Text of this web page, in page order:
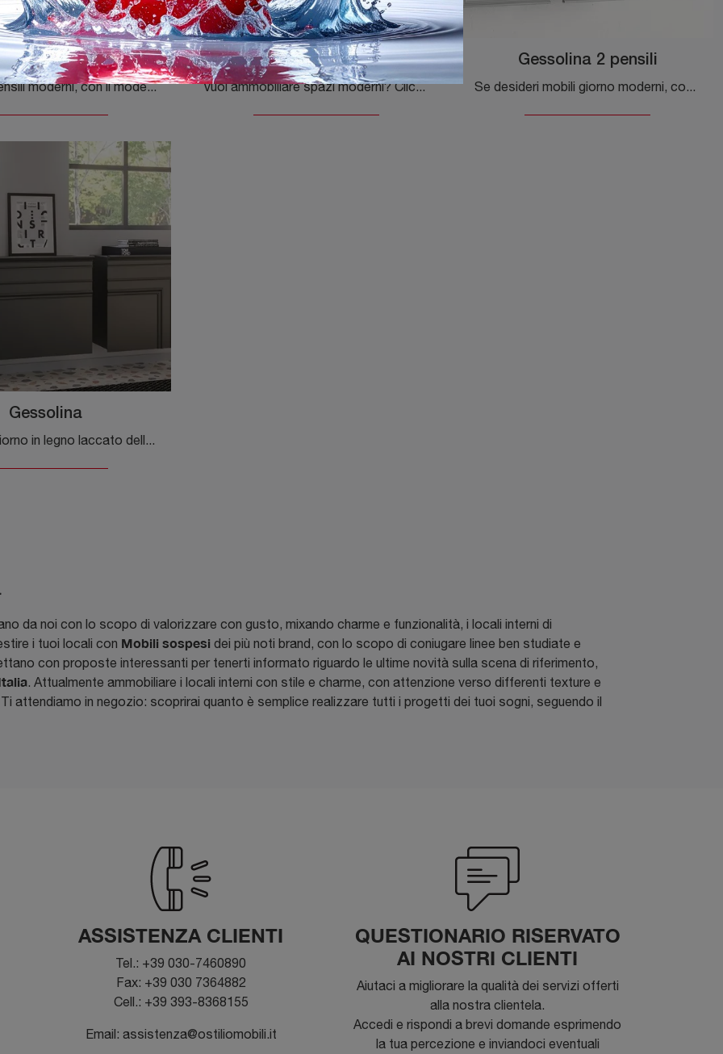
12 pensili
Se cerchi pensili moderni, con il modello Gessolina 12 pensili in legno laccato di Minotti Italia potrai completare un living pratico e operativo.
Gessolina 6 pensili
Vuoi ammobiliare spazi moderni? Clicca per scoprire il pensile Gessolina 6 pensili in legno laccato dell'azienda Minotti Italia!
Gessolina 2 pensili
Se desideri mobili giorno moderni, con il modello Gessolina 2 pensili in legno laccato di Minotti Italia potrai ultimare un soggiorno operativo e ...
Gessolina
Mobili soggiorno in legno laccato della firma Minotti Italia: clicca e scopri il modello Gessolina tra le più esclusive soluzioni per il soggiorno.
da noi con lo scopo di valorizzare con gusto, mixando charme e funzionalità, i locali interni di
i tuoi locali con Mobili sospesi dei più noti brand, con lo scopo di coniugare linee ben studiate e
con proposte interessanti per tenerti informato riguardo le ultime novità sulla scena di riferimento,
. Attualmente ammobiliare i locali interni con stile e charme, con attenzione verso differenti texture e
attendiamo in negozio: scoprirai quanto è semplice realizzare tutti i progetti dei tuoi sogni, seguendo il
ASSISTENZA CLIENTI
Tel.: +39 030-7460890
Fax: +39 030 7364882
Cell.: +39 393-8368155
Email: assistenza@ostiliomobili.it
QUESTIONARIO RISERVATO
AI NOSTRI CLIENTI
Aiutaci a migliorare la qualità dei servizi offerti
alla nostra clientela.
Accedi e rispondi a brevi domande esprimendo
la tua percezione e inviandoci eventuali